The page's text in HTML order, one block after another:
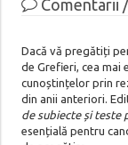
Comentarii
Dacă vă pregătiți
de Grefieri, cea mai
cunoștințelor prin
din anii anteriori.
de subiecte și teste
esențială pentru